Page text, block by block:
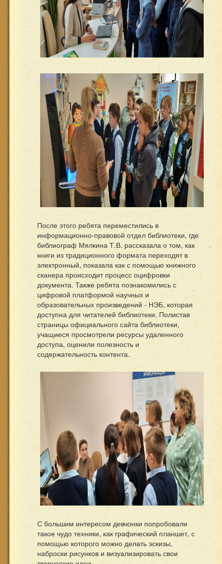
После этого ребята переместились в
информационно-правовой отдел библиотеки, где
библиограф Мялкина Т.В. рассказала о том, как
книги из традиционного формата переходят в
электронный, показала как с помощью книжного
сканера происходит процесс оцифровки
документа. Также ребята познакомились с
цифровой платформой научных и
образовательных произведений - НЭБ, которая
доступна для читателей библиотеки. Полистав
страницы официального сайта библиотеки,
учащиеся просмотрели ресурсы удаленного
доступа, оценили полезность и
содержательность контента.
С большим интересом девчонки попробовали
такое чудо техники, как графический планшет, с
помощью которого можно делать эскизы,
наброски рисунков и визуализировать свои